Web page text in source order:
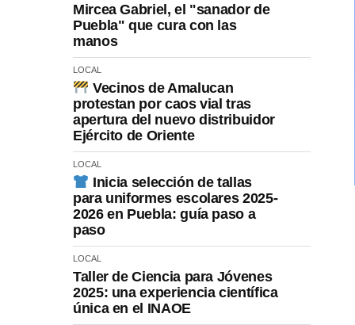
Mircea Gabriel, el "sanador de
Puebla" que cura con las
manos
LOCAL
Vecinos de Amalucan
protestan por caos vial tras
apertura del nuevo distribuidor
Ejército de Oriente
LOCAL
Inicia selección de tallas
para uniformes escolares 2025-
2026 en Puebla: guía paso a
paso
LOCAL
Taller de Ciencia para Jóvenes
2025: una experiencia científica
única en el INAOE